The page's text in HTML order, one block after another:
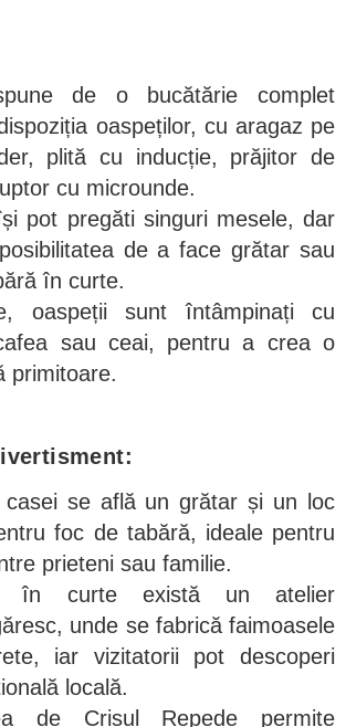
de o bucătărie complet
oaspeților, cu aragaz pe
plită cu inducție, prăjitor de
cu microunde.
pot pregăti singuri mesele, dar
de a face grătar sau
în curte.
oaspeții sunt întâmpinați cu
sau ceai, pentru a crea o
primitoare.
se află un grătar și un loc
foc de tabără, ideale pentru
prieteni sau familie.
în curte există un atelier
unde se fabrică faimoasele
iar vizitatorii pot descoperi
locală.
de Crișul Repede permite